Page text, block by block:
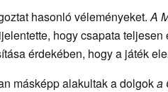
hasonló véleményeket.A
hogy csapata
érdekében, hogy a játék
másképp alakultak a dolgoka